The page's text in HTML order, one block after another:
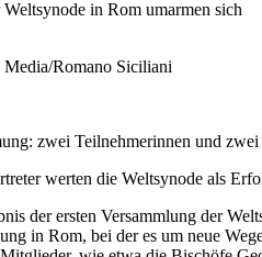
Romano Siciliani
zwei Teilnehmerinnen und
werten die Weltsynode als
der ersten Versammlung der
in Rom, bei der es um neue